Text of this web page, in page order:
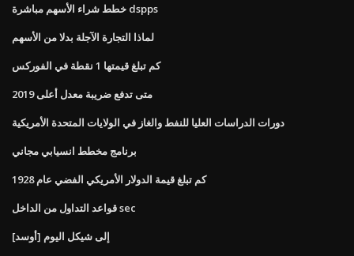
خطط شراء الأسهم مباشرة dspps
لماذا التجارة الآجلة بدلا من الأسهم
كم تبلغ قيمتها 1 نقطة في الفوركس
متى تدفع ضريبة معدل أعلى 2019
دورات الدراسات العليا للنفط والغاز في الولايات المتحدة الأمريكية
برنامج مخطط انسيابي مجاني
كم تبلغ قيمة الدولار الأمريكي الفضي عام 1928
قواعد التداول من الداخل sec
[أوسد] إلى شيكل اليوم